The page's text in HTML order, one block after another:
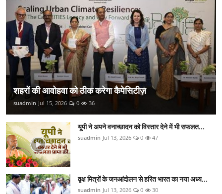
शहरों की आवोहवा को ठीक करेगा कैपेसिटीज़
suadmin Jul 15, 2026 0 36
यूपी ने अपने वनाच्छादन को विस्तार देने में भी सफलत...
suadmin Jul 13, 2026 0 47
वृक्ष मित्रों के जनआंदोलन से हरित भारत का नया अध्य...
suadmin Jul 13, 2026 0 30